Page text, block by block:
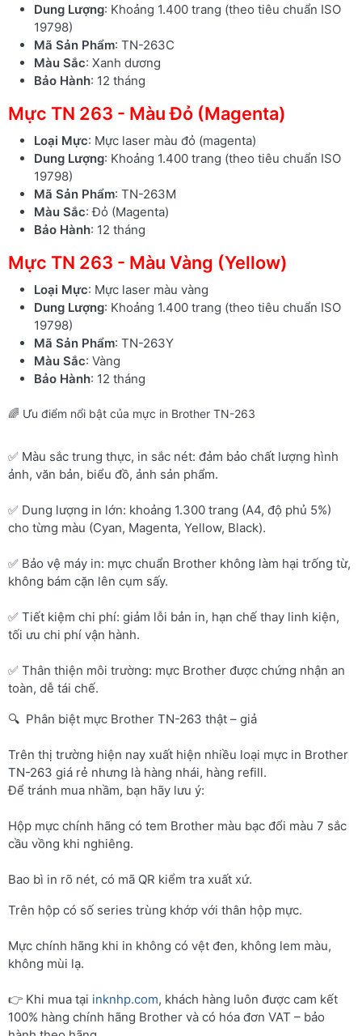
Dung Lượng: Khoảng 1.400 trang (theo tiêu chuẩn ISO
19798)
Mã Sản Phẩm: TN-263C
Màu Sắc: Xanh dương
Bảo Hành: 12 tháng
Mực TN 263 - Màu Đỏ (Magenta)
Loại Mực: Mực laser màu đỏ (magenta)
Dung Lượng: Khoảng 1.400 trang (theo tiêu chuẩn ISO
19798)
Mã Sản Phẩm: TN-263M
Màu Sắc: Đỏ (Magenta)
Bảo Hành: 12 tháng
Mực TN 263 - Màu Vàng (Yellow)
Loại Mực: Mực laser màu vàng
Dung Lượng: Khoảng 1.400 trang (theo tiêu chuẩn ISO
19798)
Mã Sản Phẩm: TN-263Y
Màu Sắc: Vàng
Bảo Hành: 12 tháng
🌈 Ưu điểm nổi bật của mực in Brother TN-263
✅ Màu sắc trung thực, in sắc nét: đảm bảo chất lượng hình
ảnh, văn bản, biểu đồ, ảnh sản phẩm.
✅ Dung lượng in lớn: khoảng 1.300 trang (A4, độ phủ 5%)
cho từng màu (Cyan, Magenta, Yellow, Black).
✅ Bảo vệ máy in: mực chuẩn Brother không làm hại trống từ,
không bám cặn lên cụm sấy.
✅ Tiết kiệm chi phí: giảm lỗi bản in, hạn chế thay linh kiện,
tối ưu chi phí vận hành.
✅ Thân thiện môi trường: mực Brother được chứng nhận an
toàn, dễ tái chế.
🔍 Phân biệt mực Brother TN-263 thật – giả
Trên thị trường hiện nay xuất hiện nhiều loại mực in Brother
TN-263 giá rẻ nhưng là hàng nhái, hàng refill.
Để tránh mua nhầm, bạn hãy lưu ý:
Hộp mực chính hãng có tem Brother màu bạc đổi màu 7 sắc
cầu vồng khi nghiêng.
Bao bì in rõ nét, có mã QR kiểm tra xuất xứ.
Trên hộp có số series trùng khớp với thân hộp mực.
Mực chính hãng khi in không có vệt đen, không lem màu,
không mùi lạ.
👉 Khi mua tại inknhp.com, khách hàng luôn được cam kết
100% hàng chính hãng Brother và có hóa đơn VAT – bảo